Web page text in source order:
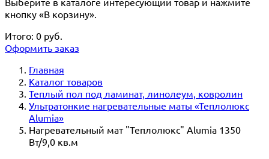
кнопку «В корзину».
Итого: 0 руб.
Оформить заказ
Главная
Каталог товаров
Теплый пол под ламинат, линолеум, ковролин
Ультратонкие нагревательные маты «Теплолюкс
Alumia»
Нагревательный мат "Теплолюкс" Alumia 1350
Вт/9,0 кв.м